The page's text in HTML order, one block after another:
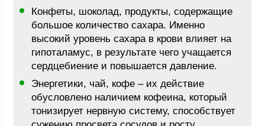
Конфеты, шоколад, продукты, содержащие
большое количество сахара. Именно
высокий уровень сахара в крови влияет на
гипоталамус, в результате чего учащается
сердцебиение и повышается давление.
Энергетики, чай, кофе – их действие
обусловлено наличием кофеина, который
тонизирует нервную систему, способствует